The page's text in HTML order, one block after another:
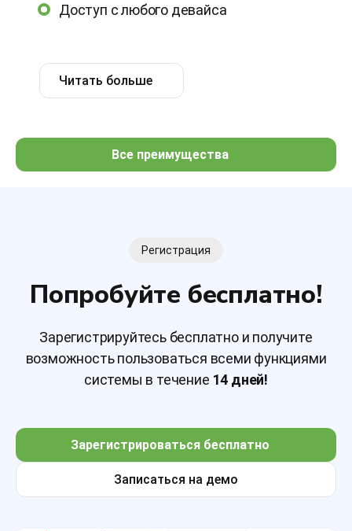
Доступ с любого девайса
Читать больше
Все преимущества
Регистрация
Попробуйте бесплатно!
Зарегистрируйтесь бесплатно и получите
возможность пользоваться всеми функциями
системы в течение 14 дней!
Зарегистрироваться бесплатно
Записаться на демо